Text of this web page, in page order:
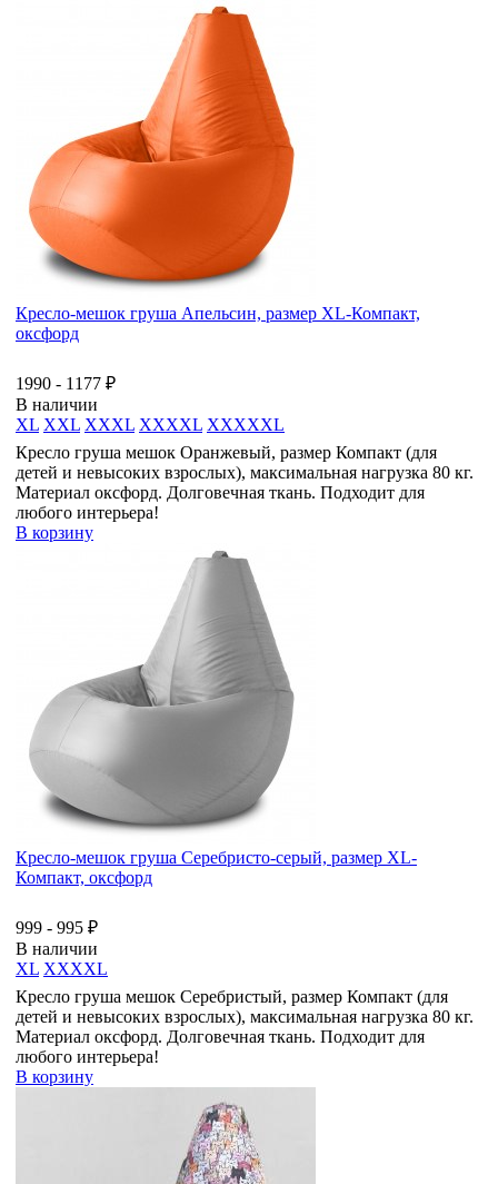
Кресло-мешок груша Апельсин, размер XL-Компакт,
оксфорд
1990 - 1177 ₽
В наличии
XL XXL XXXL XXXXL XXXXXL
Кресло груша мешок Оранжевый, размер Компакт (для
детей и невысоких взрослых), максимальная нагрузка 80 кг.
Материал оксфорд. Долговечная ткань. Подходит для
любого интерьера!
В корзину
Кресло-мешок груша Серебристо-серый, размер XL-
Компакт, оксфорд
999 - 995 ₽
В наличии
XL XXXXL
Кресло груша мешок Серебристый, размер Компакт (для
детей и невысоких взрослых), максимальная нагрузка 80 кг.
Материал оксфорд. Долговечная ткань. Подходит для
любого интерьера!
В корзину